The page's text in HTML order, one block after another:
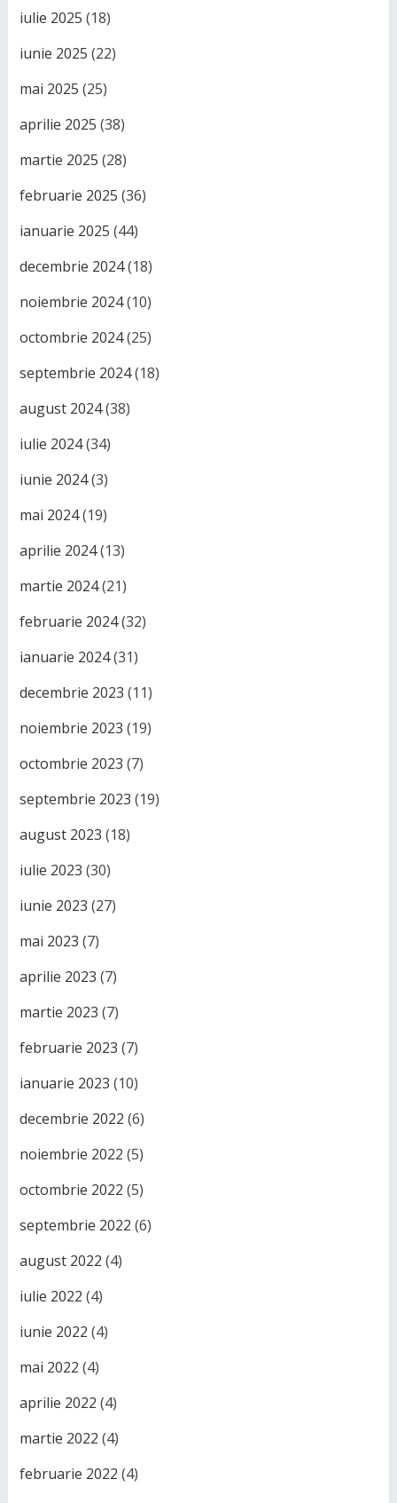
iulie 2025 (18)
iunie 2025 (22)
mai 2025 (25)
aprilie 2025 (38)
martie 2025 (28)
februarie 2025 (36)
ianuarie 2025 (44)
decembrie 2024(18)
noiembrie 2024(10)
octombrie 2024(25)
septembrie 2024(18)
august 2024(38)
iulie 2024(34)
iunie 2024(3)
mai 2024(19)
aprilie 2024(13)
martie 2024(21)
februarie 2024(32)
ianuarie 2024(31)
decembrie 2023 (11)
noiembrie 2023 (19)
octombrie 2023 (7)
septembrie 2023 (19)
august 2023 (18)
iulie 2023 (30)
iunie 2023 (27)
mai 2023 (7)
aprilie 2023 (7)
martie 2023 (7)
februarie 2023 (7)
ianuarie 2023 (10)
decembrie 2022 (6)
noiembrie 2022 (5)
octombrie 2022 (5)
septembrie 2022 (6)
august 2022 (4)
iulie 2022 (4)
iunie 2022 (4)
mai 2022 (4)
aprilie 2022 (4)
martie 2022 (4)
februarie 2022 (4)